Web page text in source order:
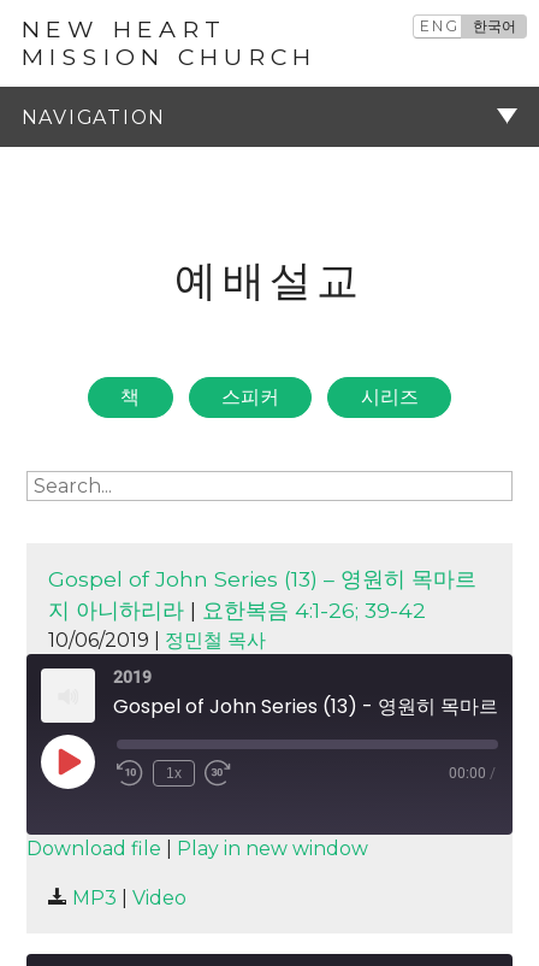
NEW HEART
MISSION CHURCH
ENG 한국어
예배설교
책 스피커 시리즈
Gospel of John Series (13) – 영원히 목마르
지 아니하리라 | 요한복음 4:1-26; 39-42
10/06/2019 | 정민철 목사
2019
Play
Episode
1x 00:00 /
SUBSCRIBE
RSS FEED
SHARE
Download file Play in new window
MP3 Video